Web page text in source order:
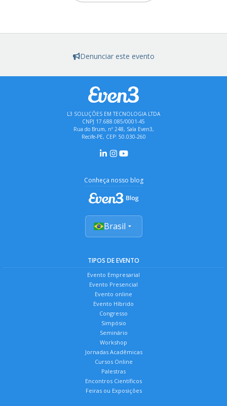
Denunciar este evento
L3 SOLUÇÕES EM TECNOLOGIA LTDA
CNPJ 17.688.085/0001-45
Rua do Brum, nº 248, Sala Even3,
Recife-PE, CEP: 50.030-260
Conheça nosso blog
Brasil
TIPOS DE EVENTO
Evento Empresarial
Evento Presencial
Evento online
Evento Híbrido
Congresso
Simpósio
Seminário
Workshop
Jornadas Acadêmicas
Cursos Online
Palestras
Encontros Científicos
Feiras ou Exposições